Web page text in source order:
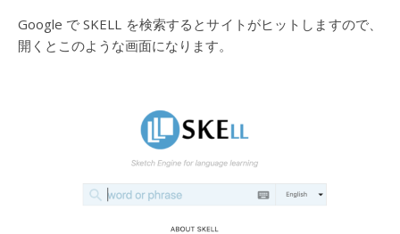
Google で SKELL を検索するとサイトがヒットしますので、
開くとこのような画面になります。